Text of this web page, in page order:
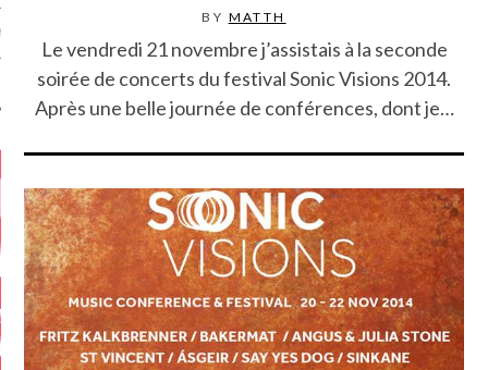
BY MATTH
Le vendredi 21 novembre j’assistais à la seconde
soirée de concerts du festival Sonic Visions 2014.
Après une belle journée de conférences, dont je…